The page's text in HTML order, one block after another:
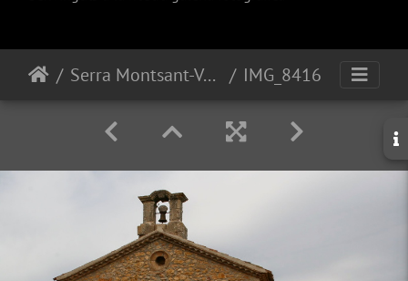
Serra Montsant-Vall Silenci-Congost Fragerau IMG_8416